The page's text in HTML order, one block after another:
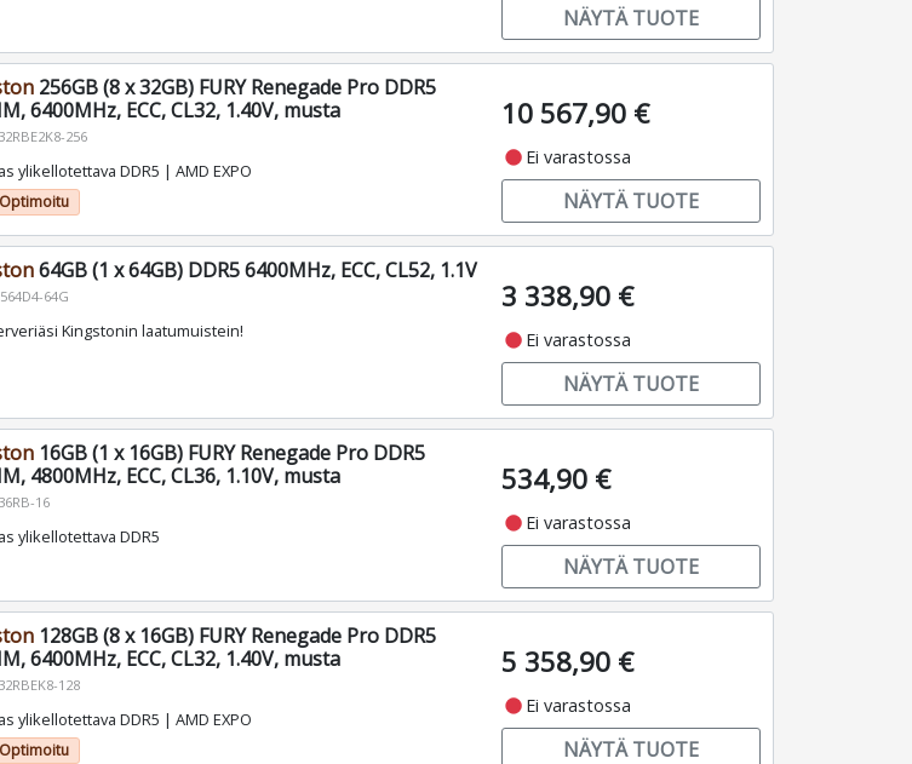
NÄYTÄ TUOTE
256GB (8 x 32GB) FURY Renegade Pro DDR5
6400MHz, ECC, CL32, 1.40V, musta
256
ylikellotettava DDR5 | AMD EXPO
10 567,90 €
fiber_manual_record Ei varastossa
NÄYTÄ TUOTE
64GB (1 x 64GB) DDR5 6400MHz, ECC, CL52, 1.1V
64G
Kingstonin laatumuistein!
3 338,90 €
fiber_manual_record Ei varastossa
NÄYTÄ TUOTE
16GB (1 x 16GB) FURY Renegade Pro DDR5
4800MHz, ECC, CL36, 1.10V, musta
16
ylikellotettava DDR5
534,90 €
fiber_manual_record Ei varastossa
NÄYTÄ TUOTE
128GB (8 x 16GB) FURY Renegade Pro DDR5
6400MHz, ECC, CL32, 1.40V, musta
128
ylikellotettava DDR5 | AMD EXPO
5 358,90 €
fiber_manual_record Ei varastossa
NÄYTÄ TUOTE